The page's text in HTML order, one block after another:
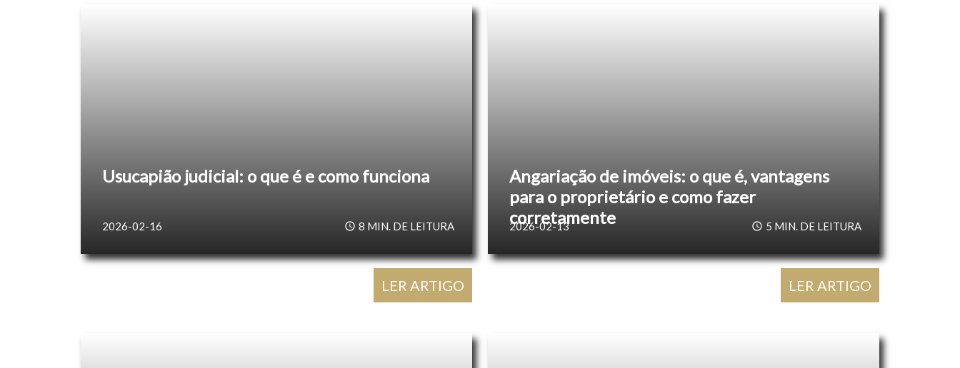
Usucapião judicial: o que é e como funciona
2026-02-16 8 MIN. DE LEITURA
LER ARTIGO
Angariação de imóveis: o que é, vantagens
para o proprietário e como fazer
corretamente
2026-02-13 5 MIN. DE LEITURA
LER ARTIGO